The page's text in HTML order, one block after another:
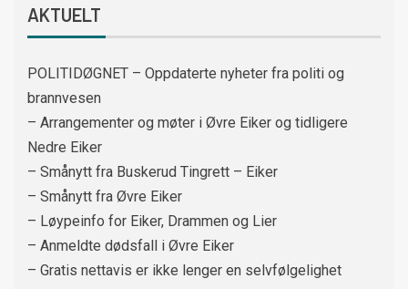
AKTUELT
POLITIDØGNET – Oppdaterte nyheter fra politi og
brannvesen
– Arrangementer og møter i Øvre Eiker og tidligere
Nedre Eiker
– Smånytt fra Buskerud Tingrett – Eiker
– Smånytt fra Øvre Eiker
– Løypeinfo for Eiker, Drammen og Lier
– Anmeldte dødsfall i Øvre Eiker
– Gratis nettavis er ikke lenger en selvfølgelighet